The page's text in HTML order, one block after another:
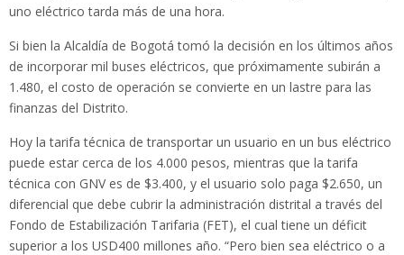
uno eléctrico tarda más de una hora.
Si bien la Alcaldía de Bogotá tomó la decisión en los últimos años
de incorporar mil buses eléctricos, que próximamente subirán a
1.480, el costo de operación se convierte en un lastre para las
finanzas del Distrito.
Hoy la tarifa técnica de transportar un usuario en un bus eléctrico
puede estar cerca de los 4.000 pesos, mientras que la tarifa
técnica con GNV es de $3.400, y el usuario solo paga $2.650, un
diferencial que debe cubrir la administración distrital a través del
Fondo de Estabilización Tarifaria (FET), el cual tiene un déficit
superior a los USD400 millones año. “Pero bien sea eléctrico o a